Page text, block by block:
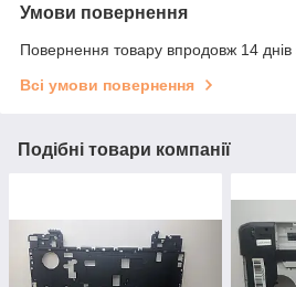
Умови повернення
Повернення товару впродовж 14 днів
Всі умови повернення
Подібні товари компанії